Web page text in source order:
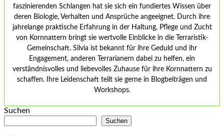
faszinierenden Schlangen hat sie sich ein fundiertes Wissen über
deren Biologie, Verhalten und Ansprüche angeeignet. Durch ihre
jahrelange praktische Erfahrung in der Haltung, Pflege und Zucht
von Kornnattern bringt sie wertvolle Einblicke in die Terraristik-
Gemeinschaft. Silvia ist bekannt für ihre Geduld und ihr
Engagement, anderen Terrarianern dabei zu helfen, ein
verständnisvolles und liebevolles Zuhause für ihre Kornnattern zu
schaffen. Ihre Leidenschaft teilt sie gerne in Blogbeiträgen und
Workshops.
Suchen
Suchen